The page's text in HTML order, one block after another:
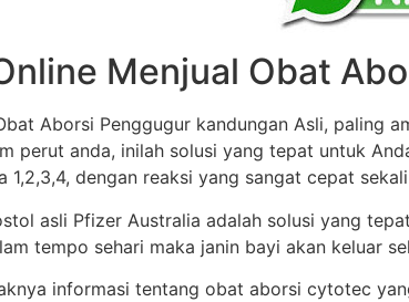
Menjual Obat
Aborsi Penggugur kandungan Asli, paling
perut anda, inilah solusi yang tepat untuk
1,2,3,4, dengan reaksi yang sangat cepat
asli Pfizer Australia adalah solusi yang
tempo sehari maka janin bayi akan keluar
informasi tentang obat aborsi cytotec